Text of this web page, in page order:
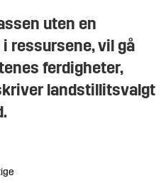
uten en
ressursene, vil gå
ferdigheter,
landstillitsvalgt